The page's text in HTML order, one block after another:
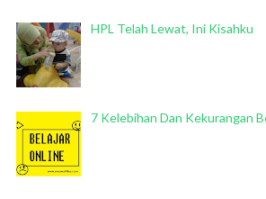
HPL Telah Lewat, Ini Kisahku
7 Kelebihan Dan Kekurangan